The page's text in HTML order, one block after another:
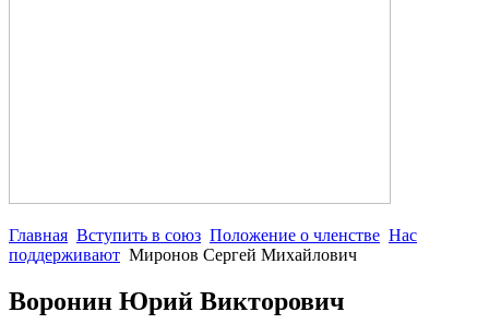
Главная Вступить в союз Положение о членстве Нас
поддерживают Миронов Сергей Михайлович
Воронин Юрий Викторович